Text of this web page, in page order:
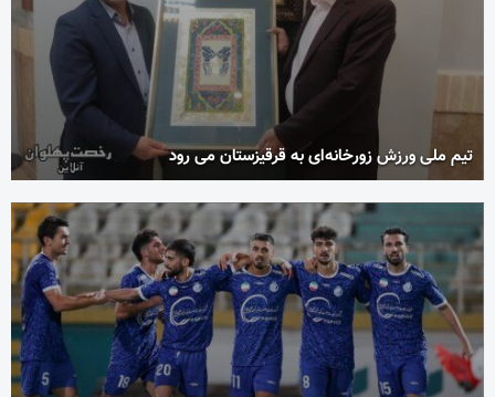
تیم ملی ورزش زورخانه‌ای به قرقیزستان می رود